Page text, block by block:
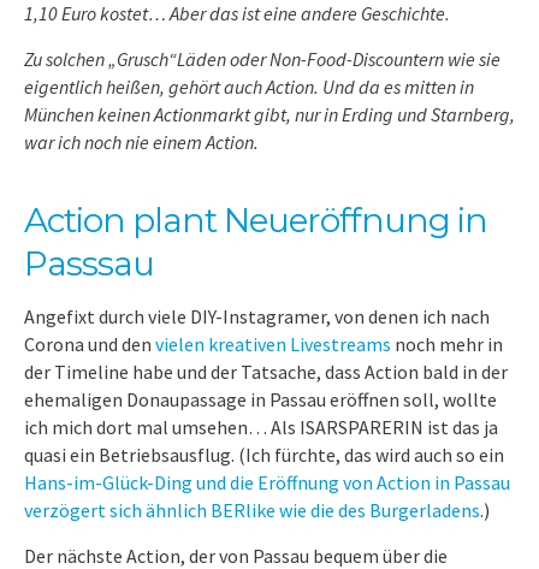
1,10 Euro kostet… Aber das ist eine andere Geschichte.
Zu solchen „Grusch“Läden oder Non-Food-Discountern wie sie
eigentlich heißen, gehört auch Action. Und da es mitten in
München keinen Actionmarkt gibt, nur in Erding und Starnberg,
war ich noch nie einem Action.
Action plant Neueröffnung in
Passsau
Angefixt durch viele DIY-Instagramer, von denen ich nach
Corona und den vielen kreativen Livestreams noch mehr in
der Timeline habe und der Tatsache, dass Action bald in der
ehemaligen Donaupassage in Passau eröffnen soll, wollte
ich mich dort mal umsehen… Als ISARSPARERIN ist das ja
quasi ein Betriebsausflug. (Ich fürchte, das wird auch so ein
Hans-im-Glück-Ding und die Eröffnung von Action in Passau
verzögert sich ähnlich BERlike wie die des Burgerladens.)
Der nächste Action, der von Passau bequem über die